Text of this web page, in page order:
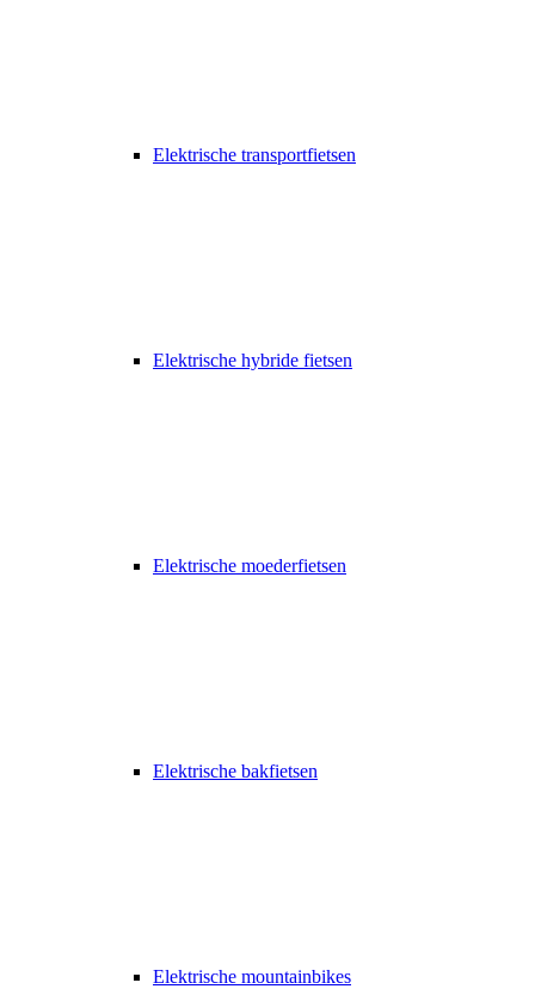
Elektrische transportfietsen
Elektrische hybride fietsen
Elektrische moederfietsen
Elektrische bakfietsen
Elektrische mountainbikes